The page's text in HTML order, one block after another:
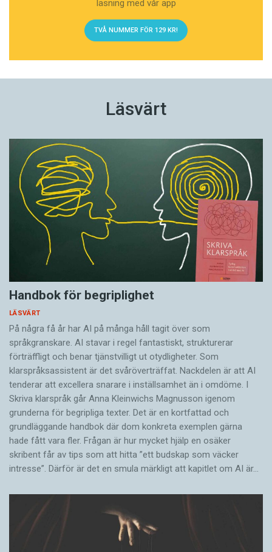
läsning med vår app
TVÅ NUMMER FÖR 129 KR!
Läsvärt
Handbok för begriplighet
LÄSVÄRT
På några få år har AI på många håll tagit över som
språkgranskare. AI stavar i regel fantastiskt, strukturerar
förträffligt och benar tjänstvilligt ut otydligheter. Som
klarspråksassistent är det svår­överträffat. Nack­delen är att AI
tenderar att excellera snarare i inställsamhet än i omdöme. I
Skriva klarspråk går Anna Kleinwichs Magnusson igenom
grunderna för begripliga texter. Det är en kortfattad och
grundläggande handbok där dom konkreta exemplen gärna
hade fått vara fler. Frågan är hur mycket hjälp en osäker
skribent får av tips som att hitta ”ett budskap som väcker
intresse”. Därför är det en smula märkligt att kapitlet om AI är…